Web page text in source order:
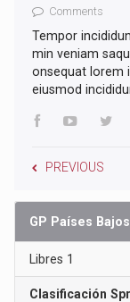
Comments
Tempor
min veniam
onsequat lorem
eiusmod
PREVIOUS
GP Países
Libres 1
Clasificación